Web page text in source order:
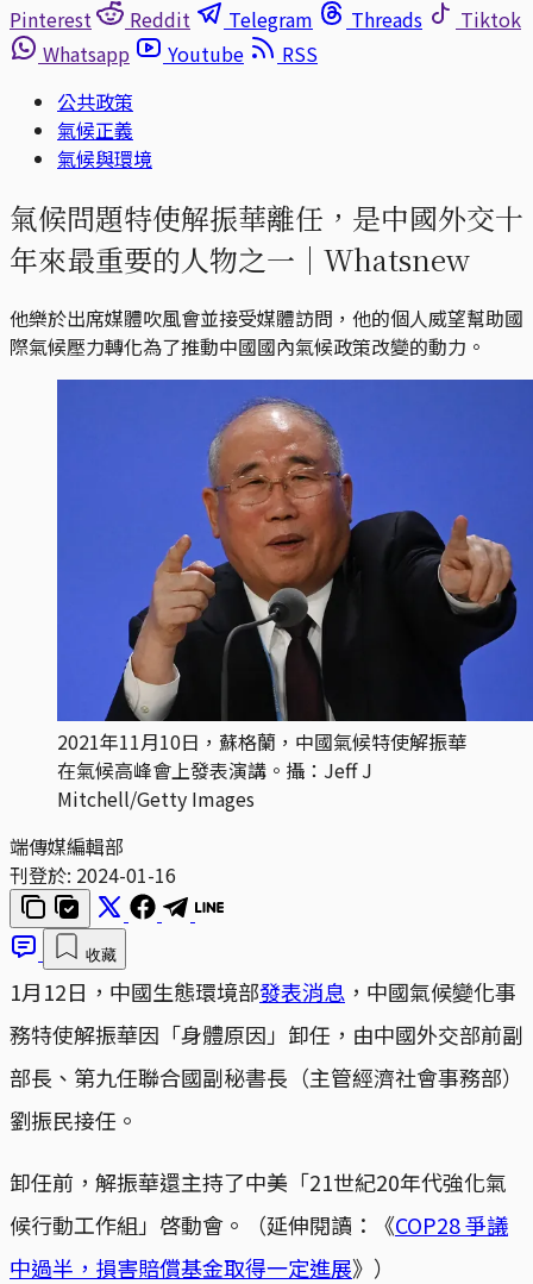
Pinterest
Reddit Telegram Threads
Tiktok
Whatsapp
Youtube
RSS
公共政策
氣候正義
氣候與環境
氣候問題特使解振華離任，是中國外交十
年來最重要的人物之一｜Whatsnew
他樂於出席媒體吹風會並接受媒體訪問，他的個人威望幫助國
際氣候壓力轉化為了推動中國國內氣候政策改變的動力。
2021年11月10日，蘇格蘭，中國氣候特使解振華
在氣候高峰會上發表演講。攝：Jeff J
Mitchell/Getty Images
端傳媒編輯部
刊登於: 2024-01-16
收藏
1月12日，中國生態環境部發表消息 ，中國氣候變化事
務特使解振華因「身體原因」卸任，由中國外交部前副
部長、第九任聯合國副秘書長（主管經濟社會事務部）
劉振民接任。
卸任前，解振華還主持了中美「21世紀20年代強化氣
候行動工作組」啓動會。（延伸閱讀：《COP28 爭議
中過半，損害賠償基金取得一定進展》）